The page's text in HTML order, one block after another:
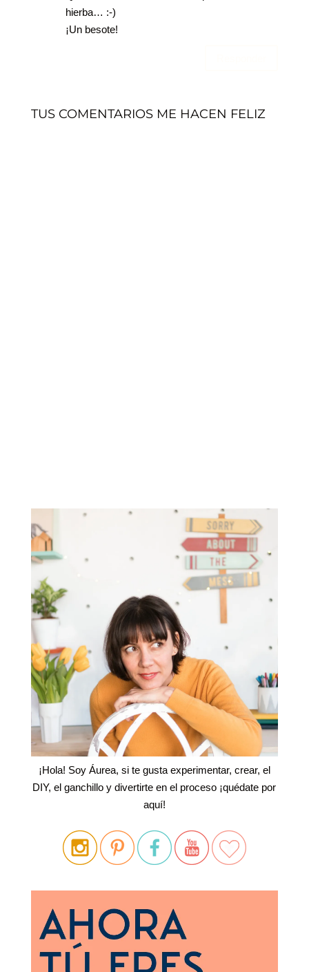
hierba… :-)
¡Un besote!
TUS COMENTARIOS ME HACEN FELIZ
¡Hola! Soy Áurea, si te gusta experimentar, crear, el
DIY, el ganchillo y divertirte en el proceso ¡quédate por
aquí!